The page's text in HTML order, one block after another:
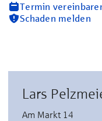
Termin
Schaden melden
Lars
Am Markt 14